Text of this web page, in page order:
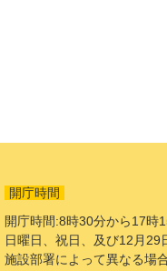
開庁時間
開庁時間:8時30分から17時
日曜日、祝日、及び12月29
施設部署によって異なる場